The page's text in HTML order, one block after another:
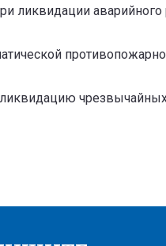
ликвидации